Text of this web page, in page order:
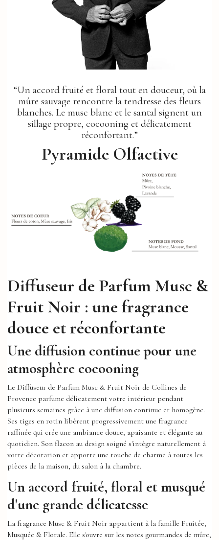
“Un accord fruité et floral tout en douceur, où la
mûre sauvage rencontre la tendresse des fleurs
blanches. Le musc blanc et le santal signent un
sillage propre, cocooning et délicatement
réconfortant.”
Pyramide Olfactive
Diffuseur de Parfum Musc &
Fruit Noir : une fragrance
douce et réconfortante
Une diffusion continue pour une
atmosphère cocooning
Le Diffuseur de Parfum Musc & Fruit Noir de Collines de
Provence parfume délicatement votre intérieur pendant
plusieurs semaines grâce à une diffusion continue et homogène.
Ses tiges en rotin libèrent progressivement une fragrance
raffinée qui crée une ambiance douce, apaisante et élégante au
quotidien. Son flacon au design soigné s'intègre naturellement à
votre décoration et apporte une touche de charme à toutes les
pièces de la maison, du salon à la chambre.
Un accord fruité, floral et musqué
d'une grande délicatesse
La fragrance Musc & Fruit Noir appartient à la famille Fruitée,
Musquée & Florale. Elle s'ouvre sur les notes gourmandes de mûre,